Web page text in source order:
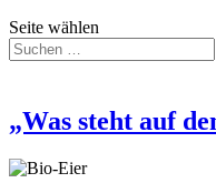
Seite wählen
„Was steht auf